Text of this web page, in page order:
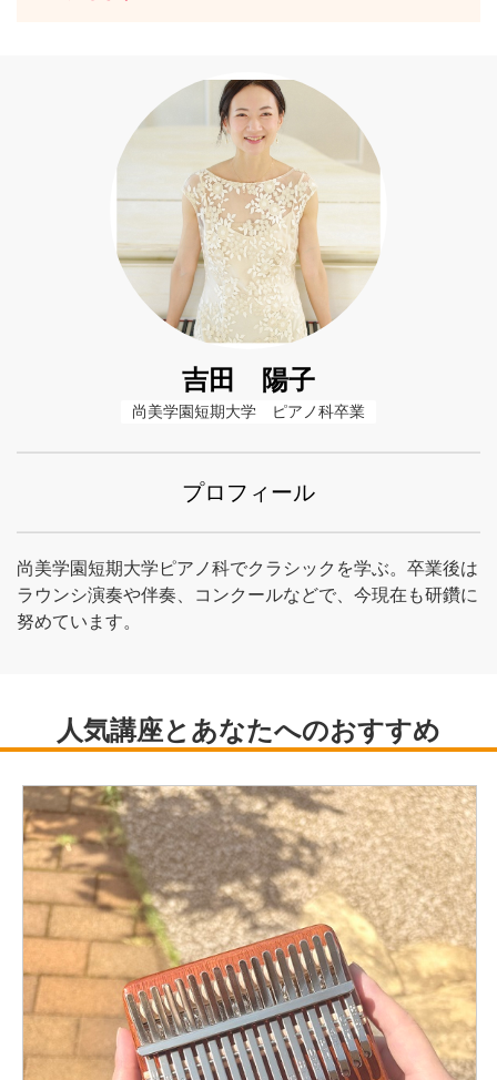
吉田 陽子
尚美学園短期大学　ピアノ科卒業
プロフィール
尚美学園短期大学ピアノ科でクラシックを学ぶ。卒業後は
ラウンシ演奏や伴奏、コンクールなどで、今現在も研鑽に
努めています。